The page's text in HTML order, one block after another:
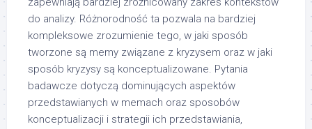
do analizy. Różnorodność ta pozwala na bardziej
kompleksowe zrozumienie tego, w jaki sposób
tworzone są memy związane z kryzysem oraz w jaki
sposób kryzysy są konceptualizowane. Pytania
badawcze dotyczą dominujących aspektów
przedstawianych w memach oraz sposobów
konceptualizacji i strategii ich przedstawiania,